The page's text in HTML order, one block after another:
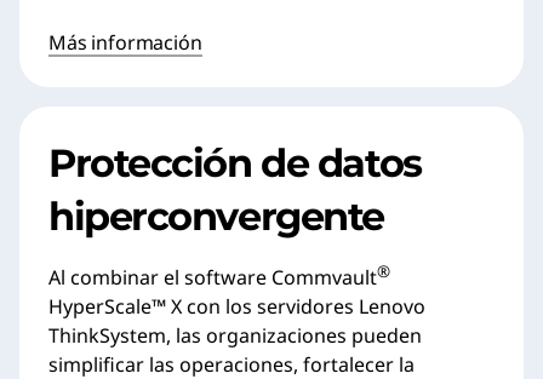
Más información
Protección de datos
hiperconvergente
Al combinar el software Commvault®
HyperScale™ X con los servidores Lenovo
ThinkSystem, las organizaciones pueden
simplificar las operaciones, fortalecer la